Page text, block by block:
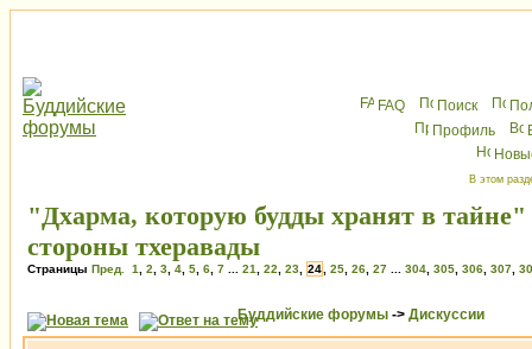
FAQ Поиск
Профиль
В этом
"Дхарма, которую будды хранят в
стороны тхеравады
Страницы Пред. 1 2 3 4 5 6 7 21 22 23 24 25 26 27 304 305 306 307
Буддийские форумы -> Дискуссии